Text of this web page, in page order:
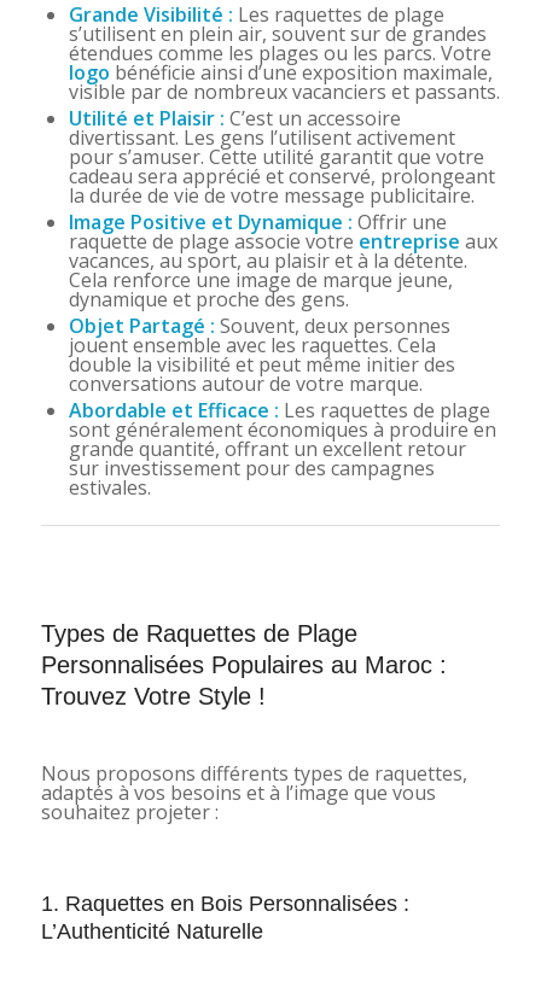
Grande Visibilité : Les raquettes de plage
s’utilisent en plein air, souvent sur de grandes
étendues comme les plages ou les parcs. Votre
logo bénéficie ainsi d’une exposition maximale,
visible par de nombreux vacanciers et passants.
Utilité et Plaisir : C’est un accessoire
divertissant. Les gens l’utilisent activement
pour s’amuser. Cette utilité garantit que votre
cadeau sera apprécié et conservé, prolongeant
la durée de vie de votre message publicitaire.
Image Positive et Dynamique : Offrir une
raquette de plage associe votre entreprise aux
vacances, au sport, au plaisir et à la détente.
Cela renforce une image de marque jeune,
dynamique et proche des gens.
Objet Partagé : Souvent, deux personnes
jouent ensemble avec les raquettes. Cela
double la visibilité et peut même initier des
conversations autour de votre marque.
Abordable et Efficace : Les raquettes de plage
sont généralement économiques à produire en
grande quantité, offrant un excellent retour
sur investissement pour des campagnes
estivales.
Types de Raquettes de Plage
Personnalisées Populaires au Maroc :
Trouvez Votre Style !
Nous proposons différents types de raquettes,
adaptés à vos besoins et à l’image que vous
souhaitez projeter :
1. Raquettes en Bois Personnalisées :
L’Authenticité Naturelle